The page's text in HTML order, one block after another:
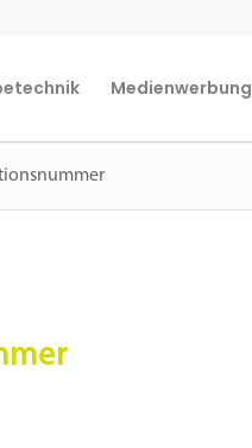
Medienwerbung